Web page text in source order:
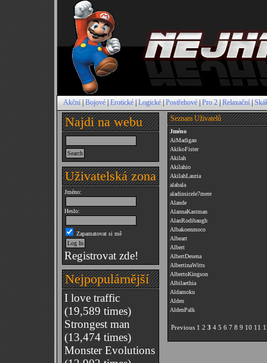
Akční|Bojové|Erotické|Logické|Postřehové|Pro 2|Relaxační|
Najdi na webu
Uživatelská zona
Jméno:
Heslo:
Zapamatovat si mě
Registrovat zde!
Nejpopulárnější
I love traffic
(19,589 times)
Strongest man
(13,474 times)
Monster Evolutions
Seznam Uživatelů
Jméno
AiMadigan
AkikoFister
Akilah
Akilahio
AkilahLauria
alabala
aladinsicele7mere
Alande
AlannaKastman
AlanRodibaugh
Albakoenmoco
Albeart
Albert
AlbertDesena
AlbertinaWitts
AlbertoKingson
Albilaethia
Aldamoku
Alden
AldenPalk
Previous 1 2 3 4 5 6 7 8 9 10 11